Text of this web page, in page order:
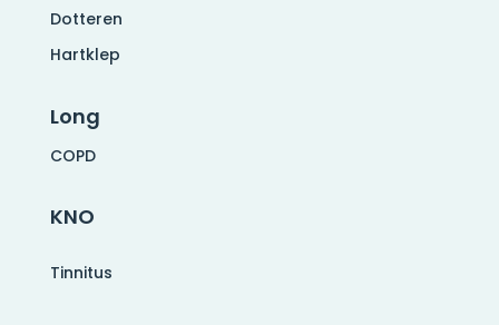
Dotteren
Hartklep
Long
COPD
KNO
Tinnitus